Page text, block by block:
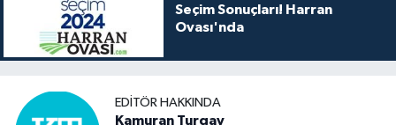
Seçim Sonuçları! Harran
Ovası'nda
EDITÖR HAKKINDA
Kamuran Turgay